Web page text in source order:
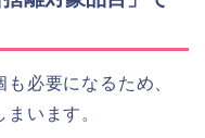
必要になるため、
います。